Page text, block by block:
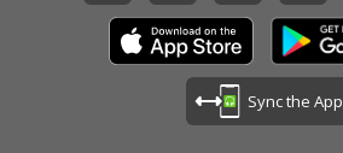
Sync the App